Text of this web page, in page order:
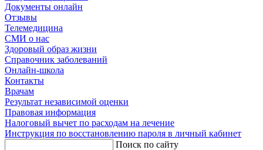
Документы онлайн
Отзывы
Телемедицина
СМИ о нас
Здоровый образ жизни
Справочник заболеваний
Онлайн-школа
Контакты
Врачам
Результат независимой оценки
Правовая информация
Налоговый вычет по расходам на лечение
Инструкция по восстановлению пароля в личный кабинет
Поиск по сайту